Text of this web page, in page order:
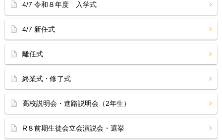
4/7 令和８年度 入学式
4/7 新任式
離任式
終業式・修了式
高校説明会・進路説明会（2年生）
R８前期生徒会立会演説会・選挙